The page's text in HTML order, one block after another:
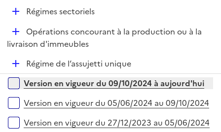
e
D
l
r
Régimes sectoriels
D
é
e
r
Opérations concourant à la production ou à la
livraison d'immeubles
D
é
p
e
Régime de l’assujetti unique
Versions sur la période
Version en vigueur du 09/10/2024 à aujourd'hui
Version en vigueur du 05/06/2024 au 09/10/2024
Version en vigueur du 27/12/2023 au 05/06/2024